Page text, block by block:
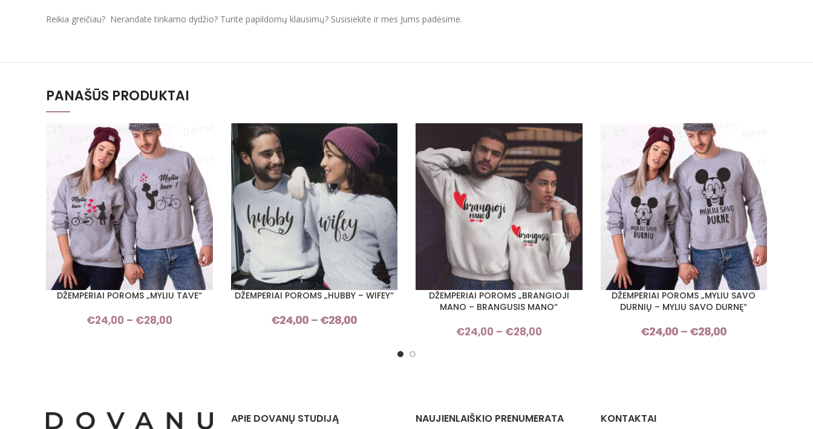
Reikia greičiau? Nerandate tinkamo dydžio? Turite papildomų klausimų? Susisiekite ir mes Jums padėsime.
PANAŠŪS PRODUKTAI
PASIRINKTI SAVYBES
DŽEMPERIAI POROMS „MYLIU TAVE“
€24,00 – €28,00
PASIRINKTI SAVYBES
DŽEMPERIAI POROMS „HUBBY – WIFEY“
€24,00 – €28,00
€24,00
through
PASIRINKTI SAVYBES
DŽEMPERIAI POROMS „BRANGIOJI
MANO – BRANGUSIS MANO“
€24,00 – €28,00
PASIRINKTI SAVYBES
DŽEMPERIAI POROMS „MYLIU SAVO
DURNIŲ – MYLIU SAVO DURNĘ“
€24,00 – €28,00
APIE DOVANŲ STUDIJĄ NAUJIENLAIŠKIO PRENUMERATA KONTAKTAI